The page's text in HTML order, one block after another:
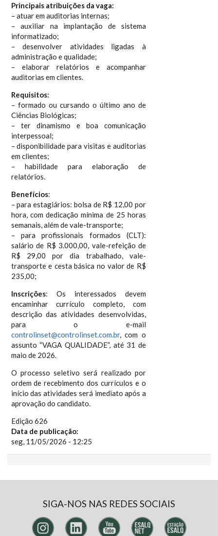
Principais atribuições da vaga:
– atuar em auditorias internas;
– auxiliar na implantação de sistema
informatizado;
– desenvolver atividades ligadas à
administração e qualidade;
– elaborar relatórios e acompanhar
auditorias em clientes.
Requisitos:
– formado ou cursando o último ano de
Ciências Biológicas;
– ter dinamismo e boa comunicação
interpessoal;
– disponibilidade para visitas e auditorias
em clientes;
– habilidade para elaboração de
relatórios.
Benefícios:
– para estagiários: bolsa de R$ 12,00 por
hora, com dedicação mínima de 25 horas
semanais, além de vale-transporte;
– para profissionais formados (CLT):
salário de R$ 3.000,00, vale-refeição de
R$ 29,00 por dia trabalhado, vale-
transporte e cesta básica no valor de R$
235,00;
Inscrições: Os interessados devem
encaminhar currículo completo, com
descrição das atividades desenvolvidas,
para o e-mail
controlinset@controlinset.com.br, com o
assunto “VAGA QUALIDADE”, até 31 de
maio de 2026.
O processo seletivo será realizado por
ordem de recebimento dos currículos e o
início das atividades será imediato após a
aprovação do candidato.
Edição 626
Data de publicação:
seg, 11/05/2026 - 12:25
SIGA-NOS NAS REDES SOCIAIS